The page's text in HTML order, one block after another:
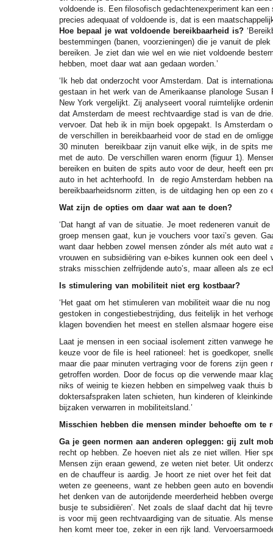
voldoende is. Een filosofisch gedachtenexperiment kan
precies adequaat of voldoende is, dat is een
Hoe bepaal je wat voldoende bereikbaarheid is?
bestemmingen (banen, voorzieningen) die je vanuit de
bereiken. Je ziet dan wie wel en wie niet voldoende
hebben, moet daar wat aan gedaan worden.’
‘Ik heb dat onderzocht voor Amsterdam. Dat is
gestaan in het werk van de Amerikaanse planologe
New York vergelijkt. Zij analyseert vooral ruimtelijke
dat Amsterdam de meest rechtvaardige stad is van de
vervoer. Dat heb ik in mijn boek opgepakt. Is Amsterdam
de verschillen in bereikbaarheid voor de stad en de
30 minuten bereikbaar zijn vanuit elke wijk, in de spits
met de auto. De verschillen waren enorm (figuur 1).
bereiken en buiten de spits auto voor de deur, heeft een
auto in het achterhoofd. In de regio Amsterdam hebben
bereikbaarheidsnorm zitten, is de uitdaging hen op een
Wat zijn de opties om daar wat aan te doen?
‘Dat hangt af van de situatie. Je moet redeneren vanuit
groep mensen gaat, kun je vouchers voor taxi’s geven.
want daar hebben zowel mensen zónder als mét auto
vrouwen en subsidiëring van e-bikes kunnen ook een
straks misschien zelfrijdende auto’s, maar alleen als ze
Is stimulering van mobiliteit niet erg kostbaar?
‘Het gaat om het stimuleren van mobiliteit waar die nu
gestoken in congestiebestrijding, dus feitelijk in het
klagen bovendien het meest en stellen alsmaar hogere
Laat je mensen in een sociaal isolement zitten vanwege
keuze voor de file is heel rationeel: het is goedkoper,
maar die paar minuten vertraging voor de forens zijn
getroffen worden. Door de focus op die verwende maar
niks of weinig te kiezen hebben en simpelweg vaak thuis
doktersafspraken laten schieten, hun kinderen of
bijzaken verwarren in mobiliteitsland.’
Misschien hebben die mensen minder behoefte om te
Ga je geen normen aan anderen opleggen: gij zult
recht op hebben. Ze hoeven niet als ze niet willen. Hier
Mensen zijn eraan gewend, ze weten niet beter. Uit
en de chauffeur is aardig. Je hoort ze niet over het feit
weten ze geeneens, want ze hebben geen auto en
het denken van de autorijdende meerderheid hebben
busje te subsidiëren’. Net zoals de slaaf dacht dat hij
is voor mij geen rechtvaardiging van de situatie. Als
hen komt meer toe, zeker in een rijk land.